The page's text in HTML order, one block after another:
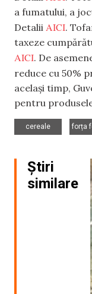
a fumatului, a
Detalii AICI.
taxeze
AICI. De
reduce cu 50%
același timp,
pentru
cereale
forța
Știri
similare